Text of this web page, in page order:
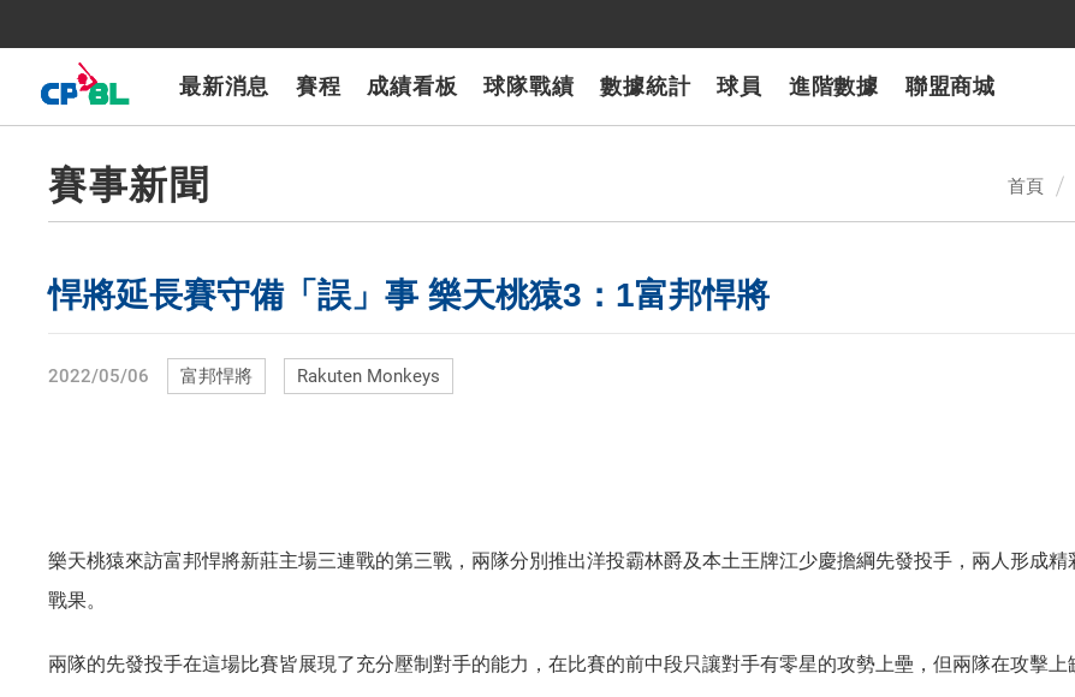
最新消息 賽程 成績看板 球隊戰績 數據統計 球員 進階數據 聯盟商城
7-ELEVEn獅
樂天桃猿富邦悍將 味全龍 台鋼雄鷹CPBLTV
賽事新聞 首頁
悍將延長賽守備「誤」事 樂天桃猿3：1富邦悍將
2022/05/06 富邦悍將 Rakuten Monkeys
樂天桃猿來訪富邦悍將新莊主場三連戰的第三戰，兩隊分別推出洋投霸林爵及本土王牌江少慶擔綱先發投手，兩人形成
戰果。
兩隊的先發投手在這場比賽皆展現了充分壓制對手的能力，在比賽的前中段只讓對手有零星的攻勢上壘，但兩隊在攻擊上